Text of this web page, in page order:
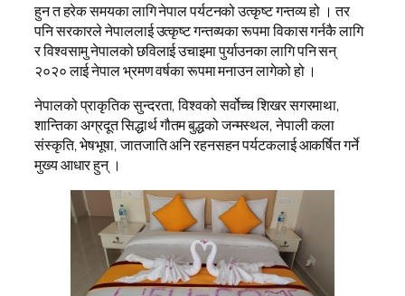
हुन त हरेक समयका लागि नेपाल पर्यटनको उत्कृष्ट गन्तव्य हो । तर
पनि सरकारले नेपाललाई उत्कृष्ट गन्तव्यका रूपमा विकास गर्नकै लागि
र विश्वसामु नेपालको छविलाई उचाइमा पुर्याउनका लागि पनि सन्
२०२० लाई नेपाल भ्रमण वर्षका रूपमा मनाउन लागेको हो ।
नेपालको प्राकृतिक सुन्दरता, विश्वको सर्वोच्च शिखर सगरमाथा,
शान्तिका अग्रदूत सिद्धार्थ गौतम बुद्धको जन्मस्थल, नेपाली कला
संस्कृति, भेषभूषा, जातजाति अनि रहनसहन पर्यटकलाई आकर्षित गर्ने
मुख्य आधार हुन् ।